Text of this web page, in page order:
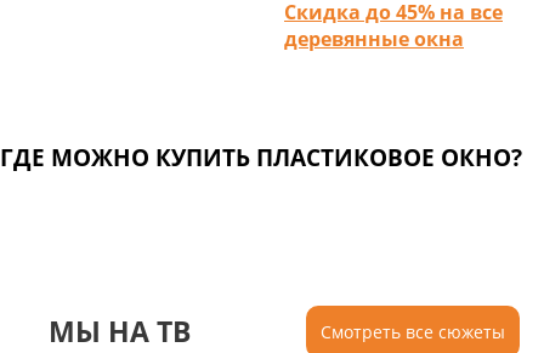
Скидка до 45% на все
деревянные окна
ГДЕ МОЖНО КУПИТЬ ПЛАСТИКОВОЕ ОКНО?
МЫ НА ТВ Смотреть все сюжеты